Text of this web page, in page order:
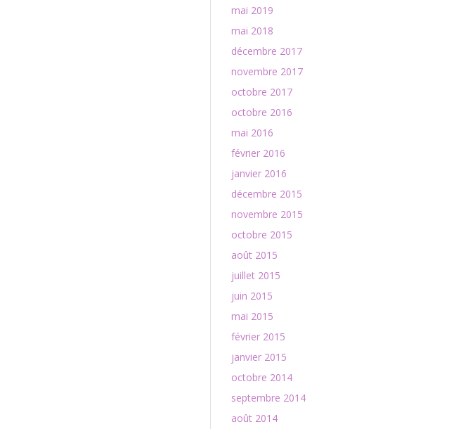
mai 2019
mai 2018
décembre 2017
novembre 2017
octobre 2017
octobre 2016
mai 2016
février 2016
janvier 2016
décembre 2015
novembre 2015
octobre 2015
août 2015
juillet 2015
juin 2015
mai 2015
février 2015
janvier 2015
octobre 2014
septembre 2014
août 2014